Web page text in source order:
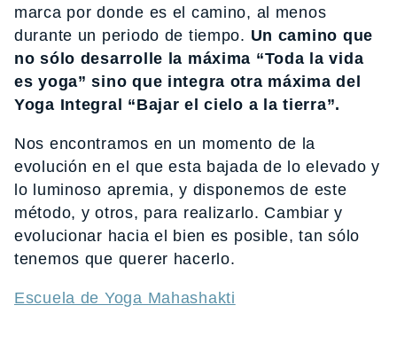
marca por donde es el camino, al menos
durante un periodo de tiempo. Un camino que
no sólo desarrolle la máxima “Toda la vida
es yoga” sino que integra otra máxima del
Yoga Integral “Bajar el cielo a la tierra”.
Nos encontramos en un momento de la
evolución en el que esta bajada de lo elevado y
lo luminoso apremia, y disponemos de este
método, y otros, para realizarlo. Cambiar y
evolucionar hacia el bien es posible, tan sólo
tenemos que querer hacerlo.
Escuela de Yoga Mahashakti